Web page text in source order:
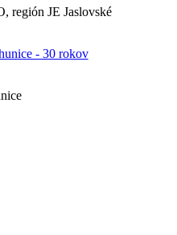
región JE Jaslovské